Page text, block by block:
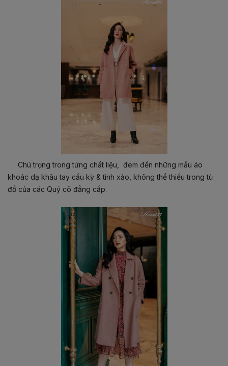
Chú trọng trong từng chất liệu, đem đến những mẫu áo
khoác dạ khâu tay cầu kỳ & tinh xảo, không thể thiếu trong tủ
đồ của các Quý cô đẳng cấp.